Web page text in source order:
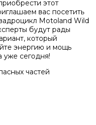
этот
вас посетить
Motoland Wild
будут рады
который
энергию и мощь
уже сегодня!
частей